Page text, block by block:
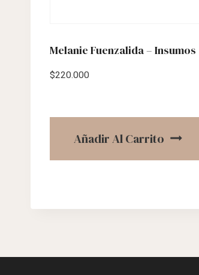
Melanie Fuenzalida – Insumos
$220.000
Añadir Al Carrito